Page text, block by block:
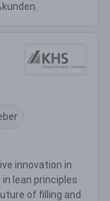
innovation in
lean principles
of filling and